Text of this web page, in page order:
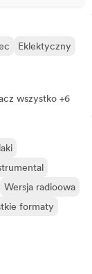
Eklektyczny
wszystko +6
Wersja radioowa
formaty